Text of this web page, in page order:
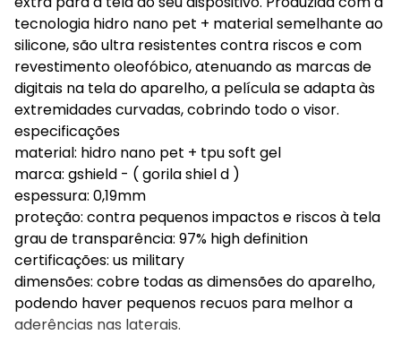
tecnologia hidro nano pet + material semelhante ao
silicone, são ultra resistentes contra riscos e com
revestimento oleofóbico, atenuando as marcas de
digitais na tela do aparelho, a película se adapta às
extremidades curvadas, cobrindo todo o visor.
especificações
material: hidro nano pet + tpu soft gel
marca: gshield - ( gorila shiel d )
espessura: 0,19mm
proteção: contra pequenos impactos e riscos à tela
grau de transparência: 97% high definition
certificações: us military
dimensões: cobre todas as dimensões do aparelho,
podendo haver pequenos recuos para melhor a
aderências nas laterais.